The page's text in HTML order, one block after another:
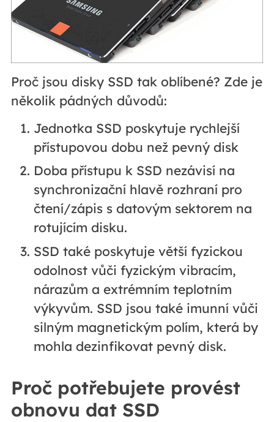
Proč jsou disky SSD tak oblíbené? Zde je
několik pádných důvodů:
Jednotka SSD poskytuje rychlejší
přístupovou dobu než pevný disk
Doba přístupu k SSD nezávisí na
synchronizační hlavě rozhraní pro
čtení/zápis s datovým sektorem na
rotujícím disku.
SSD také poskytuje větší fyzickou
odolnost vůči fyzickým vibracím,
nárazům a extrémním teplotním
výkyvům. SSD jsou také imunní vůči
silným magnetickým polím, která by
mohla dezinfikovat pevný disk.
Proč potřebujete provést
obnovu dat SSD